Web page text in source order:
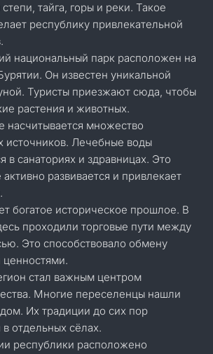
тайга, горы и реки. Такое
республику привлекательной
национальный парк расположен на
Он известен уникальной
Туристы приезжают сюда, чтобы
растения и животных.
насчитывается множество
источников. Лечебные воды
в санаториях и здравницах. Это
развивается и привлекает
богатое историческое прошлое. В
проходили торговые пути между
Это способствовало обмену
ценностями.
стал важным центром
Многие переселенцы нашли
Их традиции до сих пор
отдельных сёлах.
республики расположено